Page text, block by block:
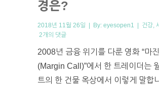
경은?
2018년 11월 26일 | By: eyesopen1 | 건강
2개의 댓글
2008년 금융 위기를 다룬 영화 “마
(Margin Call)”에서 한 트레이더는
트의 한 건물 옥상에서 이렇게 말합